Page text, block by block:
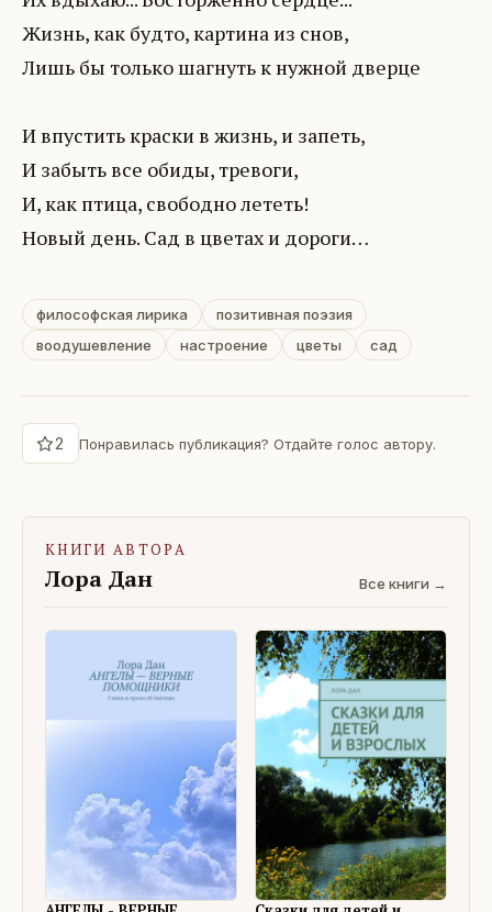
Жизнь, как будто, картина из снов,
Лишь бы только шагнуть к нужной дверце
И впустить краски в жизнь, и запеть,
И забыть все обиды, тревоги,
И, как птица, свободно лететь!
Новый день. Сад в цветах и дороги…
философская лирика
позитивная поэзия
воодушевление
настроение цветы сад
2 Понравилась публикация? Отдайте голос автору.
КНИГИ АВТОРА
Лора Дан Все книги →